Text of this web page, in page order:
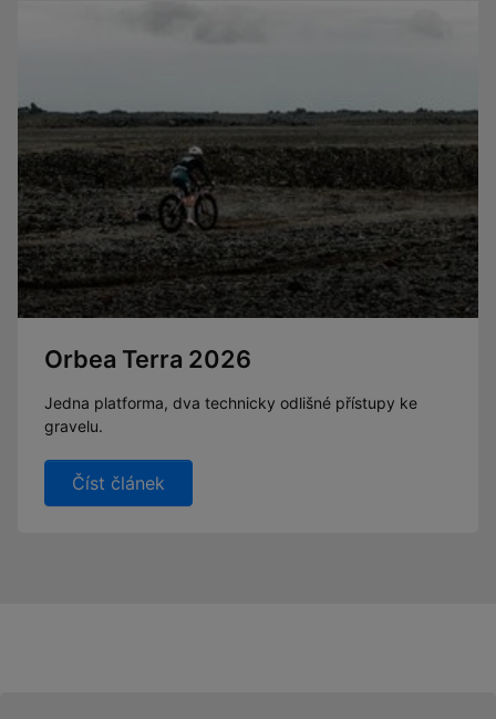
Orbea Terra 2026
Jedna platforma, dva technicky odlišné přístupy ke
gravelu.
Číst článek